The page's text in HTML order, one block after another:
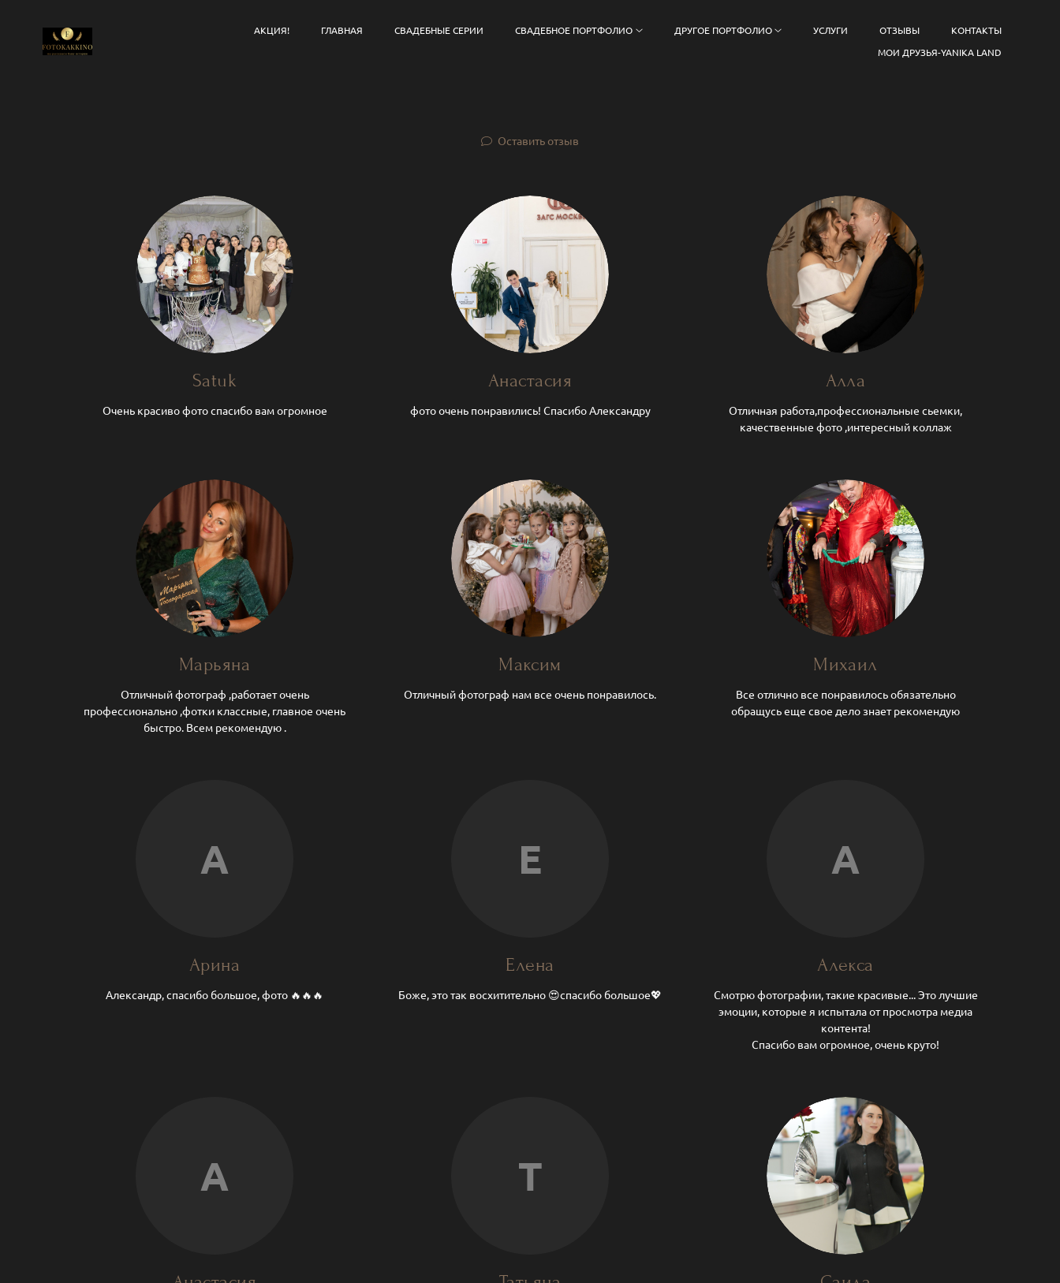
АКЦИЯ! ГЛАВНАЯ СВАДЕБНЫЕ СЕРИИ СВАДЕБНОЕ ПОРТФОЛИО ДРУГОЕ ПОРТФОЛИО УСЛУГИ ОТЗЫВЫ
КОНТАКТЫ
МОИ ДРУЗЬЯ-YANIKA LAND
Оставить отзыв
Satuk
Очень красиво фото спасибо вам огромное
Анастасия
фото очень понравились! Спасибо Александру
Алла
Отличная работа,профессиональные сьемки,
качественные фото ,интересный коллаж
Марьяна
Отличный фотограф ,работает очень
профессионально ,фотки классные, главное очень
быстро. Всем рекомендую .
Максим
Отличный фотограф нам все очень понравилось.
Михаил
Все отлично все понравилось обязательно
обращусь еще свое дело знает рекомендую
А
Арина
Александр, спасибо большое, фото 🔥🔥🔥
Е
Елена
Боже, это так восхитительно 😍спасибо большое💖
А
Алекса
Смотрю фотографии, такие красивые... Это лучшие
эмоции, которые я испытала от просмотра медиа
контента!
Спасибо вам огромное, очень круто!
А Т